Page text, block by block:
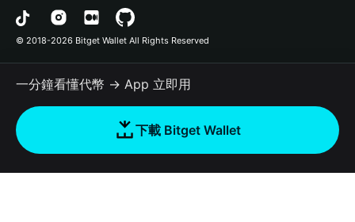
工作機會
DApp
RWA
如何購買加密貨幣
批次轉帳
Bitcoin
Polygon
用戶使用協議
© 2018-2026 Bitget Wallet All Rights Reserved
一分鐘看懂代幣 → App 立即用
下載 Bitget Wallet